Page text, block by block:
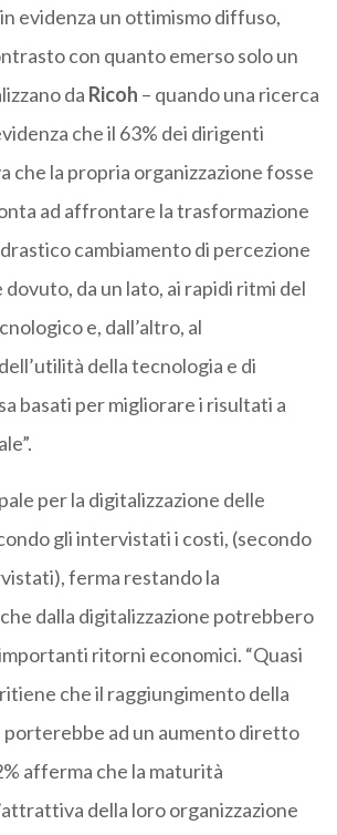
evidenza un ottimismo diffuso,
con quanto emerso solo un
da Ricoh – quando una ricerca
che il 63% dei dirigenti
che la propria organizzazione fosse
ad affrontare la trasformazione
cambiamento di percezione
da un lato, ai rapidi ritmi del
e, dall’altro, al
della tecnologia e di
basati per migliorare i risultati a
per la digitalizzazione delle
gli intervistati i costi, (secondo
ferma restando la
dalla digitalizzazione potrebbero
ritorni economici. “Quasi
che il raggiungimento della
ad un aumento diretto
afferma che la maturità
della loro organizzazione